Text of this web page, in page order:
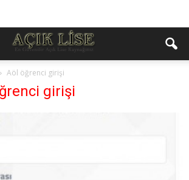
Aöl öğrenci girişi
girişi